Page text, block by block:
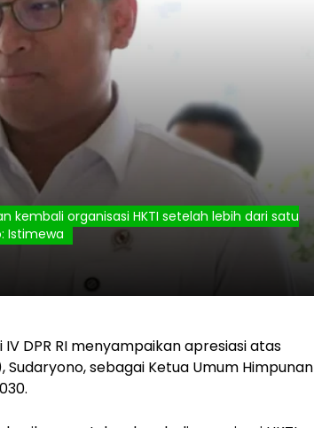
organisasi HKTI setelah lebih dari satu
Istimewa
DPR RI menyampaikan apresiasi atas
sebagai Ketua Umum Himpunan